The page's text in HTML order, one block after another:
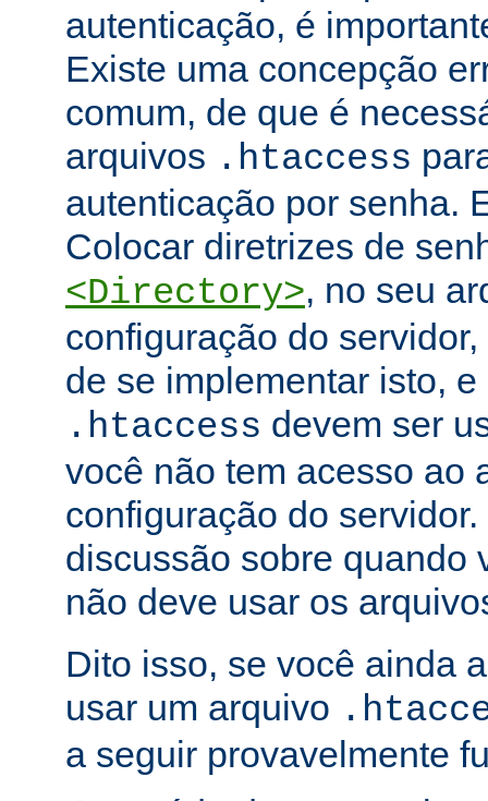
autenticação, é
Existe uma concepção
comum, de que é
arquivos .htaccess
autenticação por senha.
Colocar diretrizes de
<Directory>, no seu
configuração do
de se implementar isto,
.htaccess devem ser
você não tem acesso ao
configuração do
discussão sobre quando
não deve usar os
Dito isso, se você ainda
usar um arquivo
a seguir provavelmente